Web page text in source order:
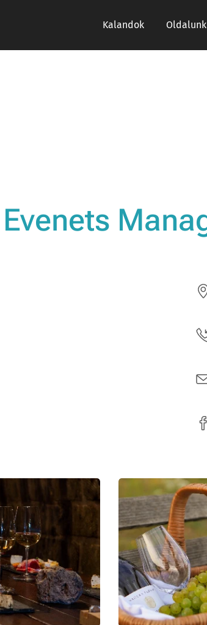
Kalandok Oldalunk